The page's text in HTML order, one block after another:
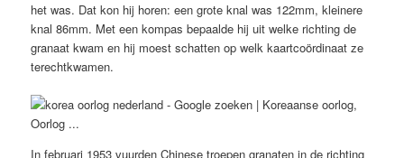
het was. Dat kon hij horen: een grote knal was 122mm, kleinere
knal 86mm. Met een kompas bepaalde hij uit welke richting de
granaat kwam en hij moest schatten op welk kaartcoördinaat ze
terechtkwamen.
In februari 1953 vuurden Chinese troepen granaten in de richting